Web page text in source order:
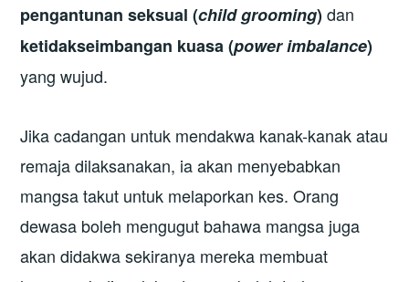
pengantunan seksual (child grooming)dan
ketidakseimbangan kuasa (power imbalance)
yang wujud.
Jika cadangan untuk mendakwa kanak-kanak atau
remaja dilaksanakan, ia akan menyebabkan
mangsa takut untuk melaporkan kes. Orang
dewasa boleh mengugut bahawa mangsa juga
akan didakwa sekiranya mereka membuat